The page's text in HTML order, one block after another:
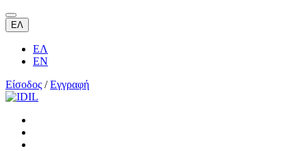
ΕΛ
ΕΛ
EN
Είσοδος /Εγγραφή